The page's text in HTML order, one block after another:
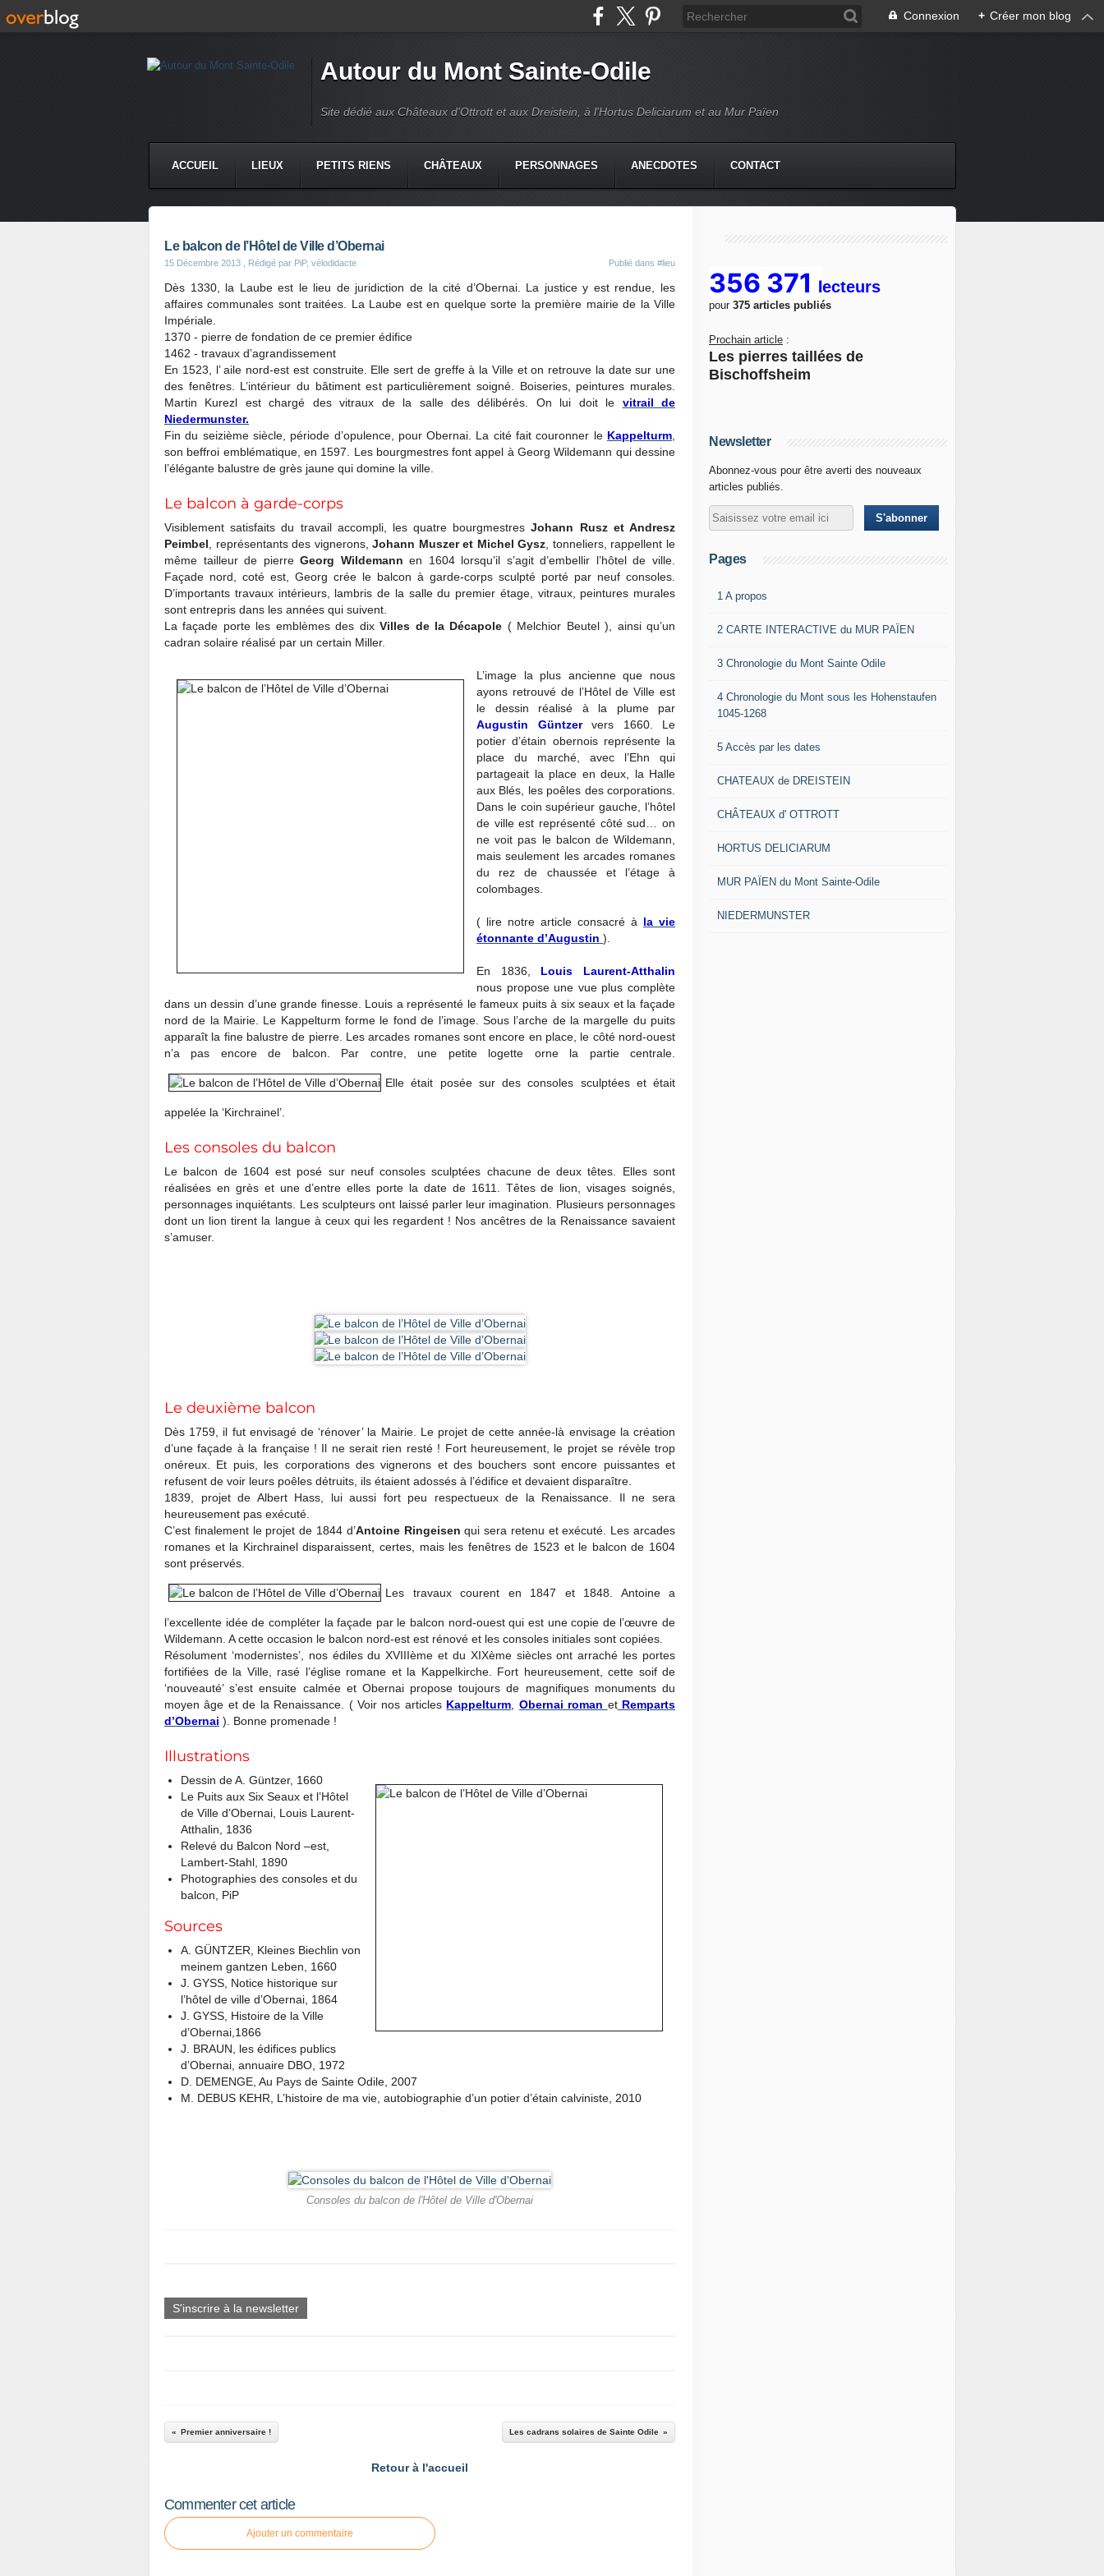
Connexion + Créer mon blog
Autour du Mont Sainte-Odile
Site dédié aux Châteaux d'Ottrott et aux Dreistein, à l'Hortus Deliciarum et au Mur Païen
ACCUEIL LIEUX PETITS RIENS CHÂTEAUX PERSONNAGES ANECDOTES CONTACT
Le balcon de l’Hôtel de Ville d’Obernai
15 Décembre 2013 , Rédigé par PiP, vélodidacte Publié dans #lieu
Dès 1330, la Laube est le lieu de juridiction de la cité d’Obernai. La justice y est rendue, les
affaires communales sont traitées. La Laube est en quelque sorte la première mairie de la Ville
Impériale.
1370 - pierre de fondation de ce premier édifice
1462 - travaux d’agrandissement
En 1523, l’ aile nord-est est construite. Elle sert de greffe à la Ville et on retrouve la date sur une
des fenêtres. L’intérieur du bâtiment est particulièrement soigné. Boiseries, peintures murales.
Martin Kurezl est chargé des vitraux de la salle des délibérés. On lui doit le vitrail de
Niedermunster.
Fin du seizième siècle, période d’opulence, pour Obernai. La cité fait couronner le Kappelturm
son beffroi emblématique, en 1597. Les bourgmestres font appel à Georg Wildemann qui dessine
l’élégante balustre de grès jaune qui domine la ville.
Le balcon à garde-corps
Visiblement satisfaits du travail accompli, les quatre bourgmestresJohann Rusz et Andresz
Peimbel , représentants des vignerons,Johann Muszer et Michel Gysz , tonneliers, rappellent le
même tailleur de pierreGeorg Wildemann en 1604 lorsqu’il s’agit d’embellir l’hôtel de ville.
Façade nord, coté est, Georg crée le balcon à garde-corps sculpté porté par neuf consoles.
D’importants travaux intérieurs, lambris de la salle du premier étage, vitraux, peintures murales
sont entrepris dans les années qui suivent.
La façade porte les emblèmes des dixVilles de la Décapole ( Melchior Beutel ), ainsi qu’un
cadran solaire réalisé par un certain Miller.
L’image la plus ancienne que nous
ayons retrouvé de l’Hôtel de Ville est
le dessin réalisé à la plume par
Augustin Güntzervers 1660. Le
potier d’étain obernois représente la
place du marché, avec l’Ehn qui
partageait la place en deux, la Halle
aux Blés, les poêles des corporations.
Dans le coin supérieur gauche, l’hôtel
de ville est représenté côté sud… on
ne voit pas le balcon de Wildemann,
mais seulement les arcades romanes
du rez de chaussée et l’étage à
colombages.
( lire notre article consacré à la vie
étonnante d’Augustin ).
En 1836, Louis Laurent-Atthalin
nous propose une vue plus complète
dans un dessin d’une grande finesse. Louis a représenté le fameux puits à six seaux et la façade
nord de la Mairie. Le Kappelturm forme le fond de l’image. Sous l’arche de la margelle du puits
apparaît la fine balustre de pierre. Les arcades romanes sont encore en place, le côté nord-ouest
n’a pas encore de balcon. Par contre, une petite logette orne la partie centrale.
Elle était posée sur des consoles sculptées et était
appelée la ‘Kirchrainel’.
Les consoles du balcon
Le balcon de 1604 est posé sur neuf consoles sculptées chacune de deux têtes. Elles sont
réalisées en grès et une d’entre elles porte la date de 1611. Têtes de lion, visages soignés,
personnages inquiétants. Les sculpteurs ont laissé parler leur imagination. Plusieurs personnages
dont un lion tirent la langue à ceux qui les regardent ! Nos ancêtres de la Renaissance savaient
s’amuser.
Le deuxième balcon
Dès 1759, il fut envisagé de ‘rénover’ la Mairie. Le projet de cette année-là envisage la création
d’une façade à la française ! Il ne serait rien resté ! Fort heureusement, le projet se révèle trop
onéreux. Et puis, les corporations des vignerons et des bouchers sont encore puissantes et
refusent de voir leurs poêles détruits, ils étaient adossés à l’édifice et devaient disparaître.
1839, projet de Albert Hass, lui aussi fort peu respectueux de la Renaissance. Il ne sera
heureusement pas exécuté.
C’est finalement le projet de 1844 d’Antoine Ringeisen qui sera retenu et exécuté. Les arcades
romanes et la Kirchrainel disparaissent, certes, mais les fenêtres de 1523 et le balcon de 1604
sont préservés.
Les travaux courent en 1847 et 1848. Antoine a
l’excellente idée de compléter la façade par le balcon nord-ouest qui est une copie de l’œuvre de
Wildemann. A cette occasion le balcon nord-est est rénové et les consoles initiales sont copiées.
Résolument ‘modernistes’, nos édiles du XVIIIème et du XIXème siècles ont arraché les portes
fortifiées de la Ville, rasé l’église romane et la Kappelkirche. Fort heureusement, cette soif de
‘nouveauté’ s’est ensuite calmée et Obernai propose toujours de magnifiques monuments du
moyen âge et de la Renaissance. ( Voir nos articles Kappelturm Obernai roman etRemparts
d’Obernai ). Bonne promenade !
Illustrations
Dessin de A. Güntzer, 1660
Le Puits aux Six Seaux et l’Hôtel
de Ville d’Obernai, Louis Laurent-
Atthalin, 1836
Relevé du Balcon Nord –est,
Lambert-Stahl, 1890
Photographies des consoles et du
balcon, PiP
Sources
A. GÜNTZER, Kleines Biechlin von
meinem gantzen Leben, 1660
J. GYSS, Notice historique sur
l’hôtel de ville d’Obernai, 1864
J. GYSS, Histoire de la Ville
d’Obernai,1866
J. BRAUN, les édifices publics
d’Obernai, annuaire DBO, 1972
D. DEMENGE, Au Pays de Sainte Odile, 2007
M. DEBUS KEHR, L’histoire de ma vie, autobiographie d’un potier d’étain calviniste, 2010
Consoles du balcon de l'Hôtel de Ville d'Obernai
S'inscrire à la newsletter
Premier anniversaire ! Les cadrans solaires de Sainte Odile
Retour à l'accueil
Commenter cet article
Ajouter un commentaire
356 371 lecteurs
pour 375 articles publiés
Prochain article :
Les pierres taillées de
Bischoffsheim
Newsletter
Abonnez-vous pour être averti des nouveaux
articles publiés.
Pages
1 A propos
2 CARTE INTERACTIVE du MUR PAÏEN
3 Chronologie du Mont Sainte Odile
4 Chronologie du Mont sous les Hohenstaufen
1045-1268
5 Accès par les dates
CHATEAUX de DREISTEIN
CHÂTEAUX d' OTTROTT
HORTUS DELICIARUM
MUR PAÏEN du Mont Sainte-Odile
NIEDERMUNSTER